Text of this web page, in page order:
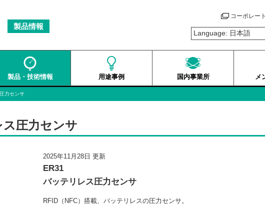
製品情報
コーポレー
製品・技術情報 用途事例 国内事業所 メ
力センサ
圧力センサ
2025年11月28日 更新
ER31
バッテリレス圧力センサ
RFID（NFC）搭載、バッテリレスの圧力センサ。